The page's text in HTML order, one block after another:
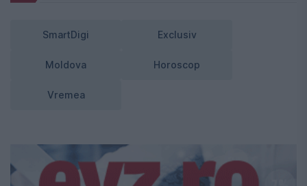
SmartDigi Exclusiv
Moldova Horoscop
Vremea